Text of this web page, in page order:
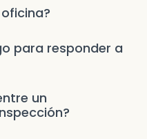
para responder a
un